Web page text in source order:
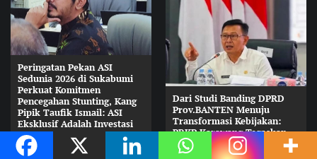
Peringatan Pekan ASI
Sedunia 2026 di Sukabumi
Perkuat Komitmen
Pencegahan Stunting, Kang
Pipik Taufik Ismail: ASI
Eksklusif Adalah Investasi
Strategis Membangun
Generasi Indonesia Emas
Dari Studi Banding DPRD
Prov.BANTEN Menuju
Transformasi Kebijakan:
PRKP Karawang Tegaskan
Kolaborasi Berbasis Data
sebagai Pilar Mewujudkan